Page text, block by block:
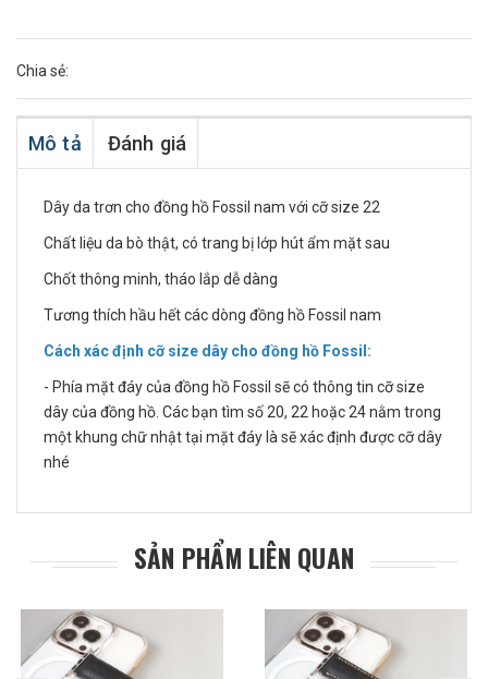
Chia sẻ:
Mô tả Đánh giá
Dây da trơn cho đồng hồ Fossil nam với cỡ size 22
Chất liệu da bò thật, có trang bị lớp hút ẩm mặt sau
Chốt thông minh, tháo lắp dễ dàng
Tương thích hầu hết các dòng đồng hồ Fossil nam
Cách xác định cỡ size dây cho đồng hồ Fossil:
- Phía mặt đáy của đồng hồ Fossil sẽ có thông tin cỡ size
dây của đồng hồ. Các bạn tìm số 20, 22 hoặc 24 nằm trong
một khung chữ nhật tại mặt đáy là sẽ xác định được cỡ dây
nhé
SẢN PHẨM LIÊN QUAN